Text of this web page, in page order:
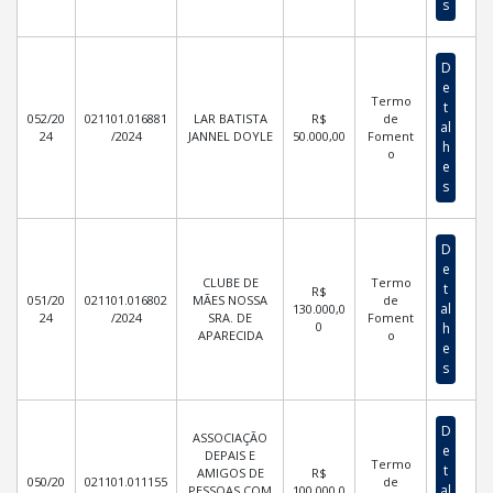
s
052/20
24
021101.016881
/2024
LAR BATISTA
JANNEL DOYLE
R$
50.000,00
Termo
de
Foment
o
D
e
t
al
h
e
s
051/20
24
021101.016802
/2024
CLUBE DE
MÃES NOSSA
SRA. DE
APARECIDA
R$
130.000,0
0
Termo
de
Foment
o
D
e
t
al
h
e
s
050/20
021101.011155
ASSOCIAÇÃO
DEPAIS E
AMIGOS DE
R$
Termo
de
D
e
t